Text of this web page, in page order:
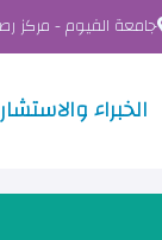
جامعة الفيوم - مركز
الخبراء